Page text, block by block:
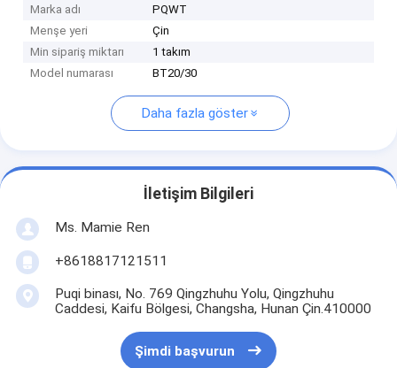
Marka adı
PQWT
Menşe yeri
Çin
Min sipariş miktarı
1 takım
Model numarası
BT20/30
Daha fazla göster
İletişim Bilgileri
Ms. Mamie Ren
+8618817121511
Puqi binası, No. 769 Qingzhuhu Yolu, Qingzhuhu
Caddesi, Kaifu Bölgesi, Changsha, Hunan Çin.410000
Şimdi başvurun